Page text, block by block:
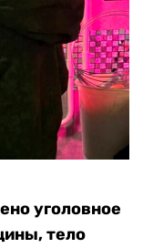
уголовное
тело